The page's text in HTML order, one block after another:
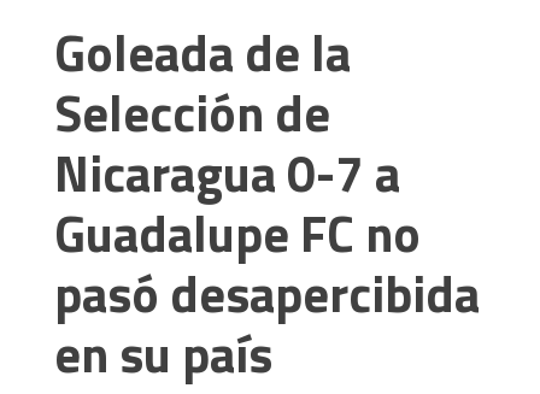
Goleada de la
Selección de
Nicaragua 0-7 a
Guadalupe FC no
pasó desapercibida
en su país